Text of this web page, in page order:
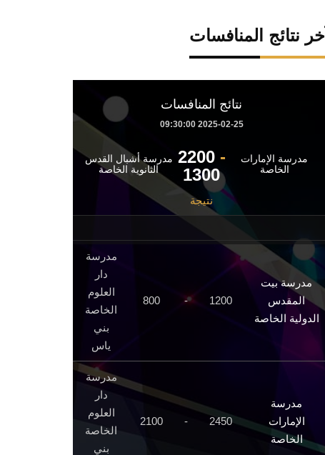
آخر نتائج المنافسات
نتائج المنافسات
2025-02-25 09:30:00
مدرسة أشبال القدس
الثانوية الخاصة
2200 -
1300
نتيجة
مدرسة الإمارات
الخاصة
مدرسة بيت
المقدس
الدولية الخاصة
1200
-
800
مدرسة
دار
العلوم
الخاصة
بني
ياس
مدرسة
الإمارات
الخاصة
2450
-
2100
مدرسة
دار
العلوم
الخاصة
بني